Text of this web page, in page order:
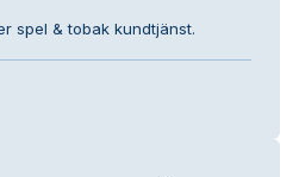
spel & tobak kundtjänst.